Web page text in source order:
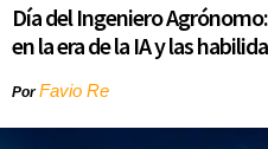
Día del Ingeniero
en la era de la IA y las
PorFavio Re